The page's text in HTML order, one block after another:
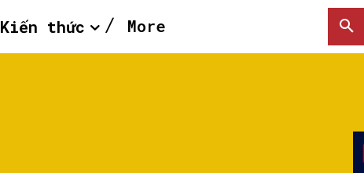
Kiến thức More